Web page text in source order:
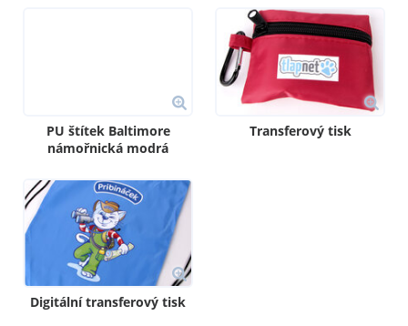
PU štítek Baltimore
námořnická modrá
Transferový tisk
Digitální transferový tisk